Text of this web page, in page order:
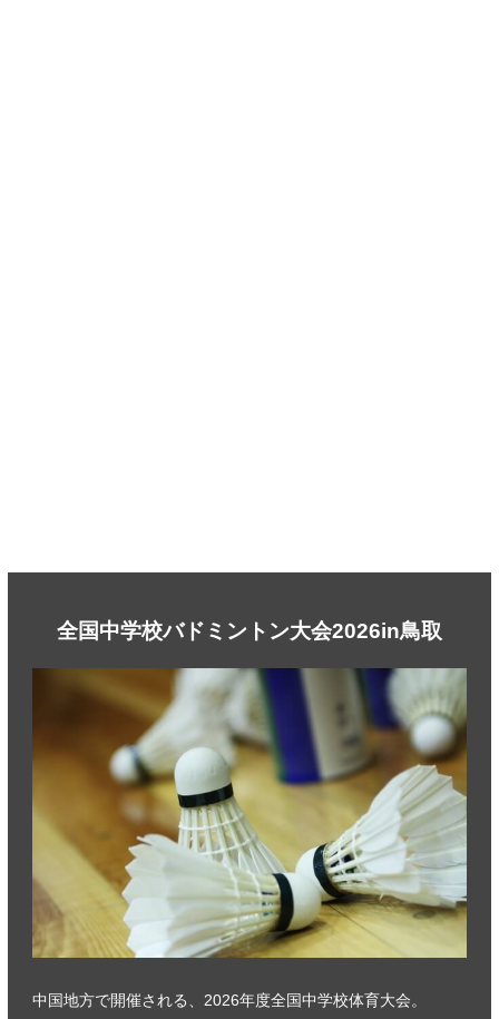
全国中学校バドミントン大会2026in鳥取
中国地方で開催される、2026年度全国中学校体育大会。